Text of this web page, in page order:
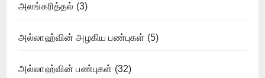
அலங்கரித்தல் (3)
அல்லாஹ்வின் அழகிய பண்புகள் (5)
அல்லாஹ்வின் பண்புகள் (32)